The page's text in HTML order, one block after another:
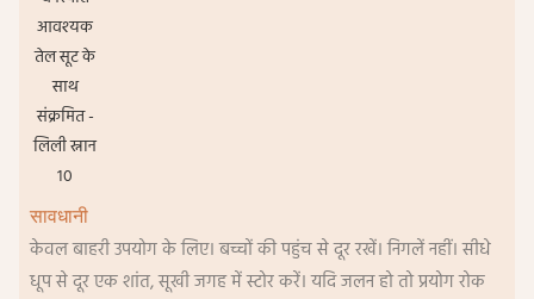
सावधानी
केवल बाहरी उपयोग के लिए। बच्चों की पहुंच से दूर रखें। निगलें नहीं। सीधे
धूप से दूर एक शांत, सूखी जगह में स्टोर करें। यदि जलन हो तो प्रयोग रोक